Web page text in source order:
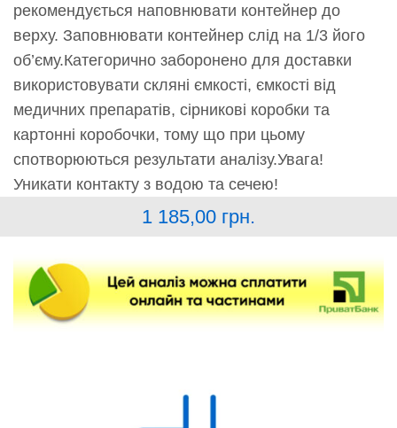
рекомендується наповнювати контейнер до
верху. Заповнювати контейнер слід на 1/3 його
об’єму.Категорично заборонено для доставки
використовувати скляні ємкості, ємкості від
медичних препаратів, сірникові коробки та
картонні коробочки, тому що при цьому
спотворюються результати аналізу.Увага!
Уникати контакту з водою та сечею!
1 185,00 грн.